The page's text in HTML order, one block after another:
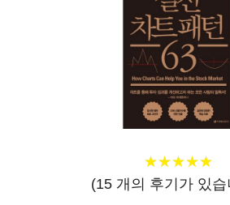
★★★★★
★★★★★
(15 개의 후기가 있습